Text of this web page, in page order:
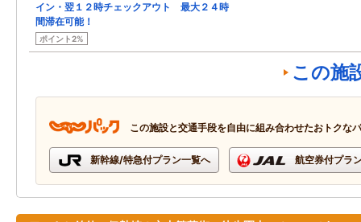
イン・翌１２時チェックアウト 最大２４時
間滞在可能！
ポイント2%
この施
この施設と交通手段を自由に組み合わせたおトクな
新幹線/特急付プラン一覧へ 航空券付プラ